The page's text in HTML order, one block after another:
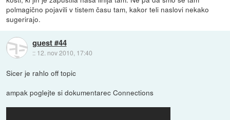
polmagično pojavili v tistem času tam, kakor teli naslovi nekako
sugerirajo.
guest #44
:: 12. nov 2010, 17:40
Sicer je rahlo off topic
ampak poglejte si dokumentarec Connections